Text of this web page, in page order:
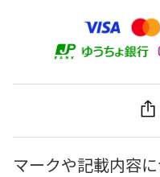
マークや記載内容